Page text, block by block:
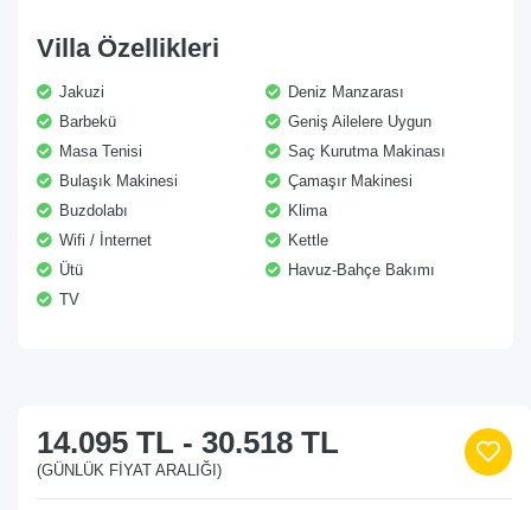
Villa Özellikleri
Jakuzi
Deniz Manzarası
Barbekü
Geniş Ailelere Uygun
Masa Tenisi
Saç Kurutma Makinası
Bulaşık Makinesi
Çamaşır Makinesi
Buzdolabı
Klima
Wifi / İnternet
Kettle
Ütü
Havuz-Bahçe Bakımı
TV
14.095 TL - 30.518 TL
(GÜNLÜK FIYAT ARALIĞI)